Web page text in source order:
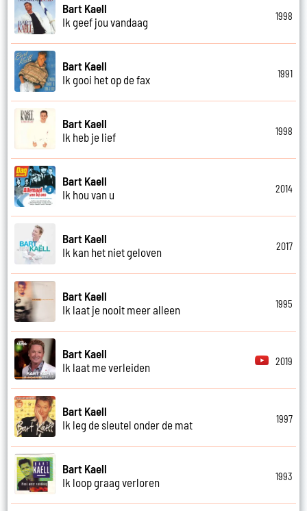
Bart Kaell
Ik geef jou vandaag
1998
Bart Kaell
Ik gooi het op de fax
1991
Bart Kaell
Ik heb je lief
1998
Bart Kaell
Ik hou van u
2014
Bart Kaell
Ik kan het niet geloven
2017
Bart Kaell
Ik laat je nooit meer alleen
1995
Bart Kaell
Ik laat me verleiden
2019
Bart Kaell
Ik leg de sleutel onder de mat
1997
Bart Kaell
Ik loop graag verloren
1993